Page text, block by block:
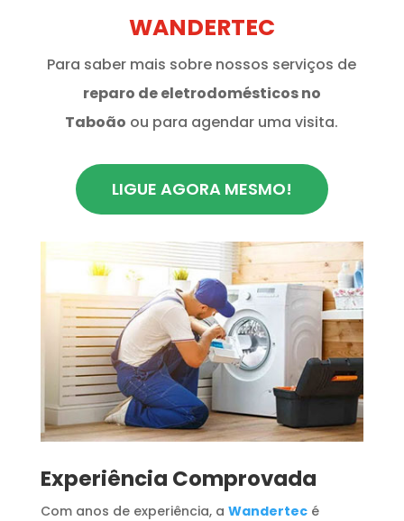
WANDERTEC
Para saber mais sobre nossos serviços de
reparo de eletrodomésticos no
Taboão ou para agendar uma visita.
LIGUE AGORA MESMO!
​Experiência Comprovada
Com anos de experiência, a Wandertecé